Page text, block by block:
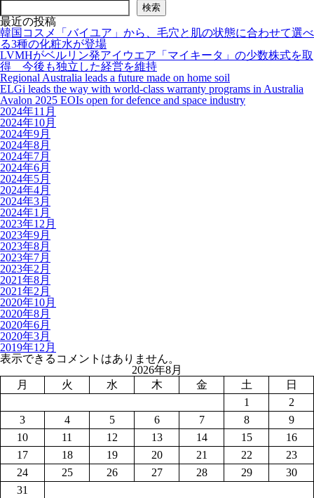
検索
最近の投稿
韓国コスメ「バイユア」から、毛穴と肌の状態に合わせて選べ
る3種の化粧水が登場
LVMHがベルリン発アイウエア「マイキータ」の少数株式を取
得 今後も独立した経営を維持
Regional Australia leads a future made on home soil
ELGi leads the way with world-class warranty programs in Australia
Avalon 2025 EOIs open for defence and space industry
2024年11月
2024年10月
2024年9月
2024年8月
2024年7月
2024年6月
2024年5月
2024年4月
2024年3月
2024年1月
2023年12月
2023年9月
2023年8月
2023年7月
2023年2月
2021年8月
2021年2月
2020年10月
2020年8月
2020年6月
2020年3月
2019年12月
表示できるコメントはありません。
2026年8月
月
火 水 木 金 土
日
1
2
3
4 5 6 7 8
9
10
11 12 13 14 15
16
17
18 19 20 21 22
23
24
25 26 27 28 29
30
31